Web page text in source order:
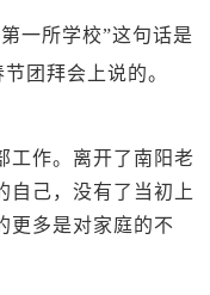
一所学校”这句话是
团拜会上说的。
工作。离开了南阳老
自己，没有了当初上
更多是对家庭的不